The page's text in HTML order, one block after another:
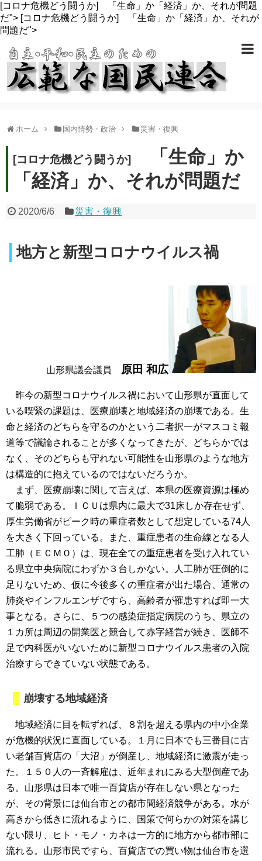
[コロナ危機どう闘うか] 「生命」か「経済」か、それが問題
だ"> [コロナ危機どう闘うか] 「生命」か「経済」か、それが
問題だ">
ホーム 国内情勢・政治 災害・復興
[コロナ危機どう闘うか]
「生命」か
「経済」か、それが問題だ
2020/6/6 災害・復興
地方と新型コロナウイルス禍
山形県議会議員 原田 和広
昨今の新型コロナウイルス禍において山形県が直面して
いる喫緊の課題は、医療崩壊と地域経済の崩壊である。生
命と経済のどちらを守るのかという二者択一がマスコミ報
道等で議論されることが多くなってきたが、どちらかでは
なく、そのどちらも守れない可能性を山形県のような地方
は構造的に抱えているのではないだろうか。
まず、医療崩壊に関して言えば、本県の医療資源は極め
て脆弱である。ＩＣＵは県内に最大で31床しか存在せず、
厚生労働省がピーク時の重症者数として想定している74人
を大きく下回っている。また、重症患者の生命線となる人
工肺（ＥＣＭＯ）は、現在全ての重症患者を受け入れてい
る県立中央病院にわずか３台しかない。人工肺が圧倒的に
足りないため、仮に今後多くの重症者が出た場合、通常の
肺炎やインフルエンザですら、高齢者が罹患すれば即一大
事となる。さらに、５つの感染症指定病院のうち、県立の
１カ所は周辺の開業医と競合して赤字経営が続き、医師不
足で内科医がいないために新型コロナウイルス患者の入院
治療すらできていない状態である。
崩壊する地域経済
地域経済に目を転ずれば、８割を超える県内の中小企業
が危機的状況に直面している。１月に日本でも三番目に古
い老舗百貨店の「大沼」が倒産し、地域経済に激震が走っ
た。１５０人の一斉解雇は、近年まれにみる大型倒産であ
る。山形県は日本で唯一百貨店が存在しない県となった
が、その背景には仙台市との都市間経済競争がある。水が
高きから低きに流れるように、国策で何らかの対策を講じ
ない限り、ヒト・モノ・カネは一方的に地方から都市部に
流れる。山形市民ですら、百貨店での買い物は仙台市を選